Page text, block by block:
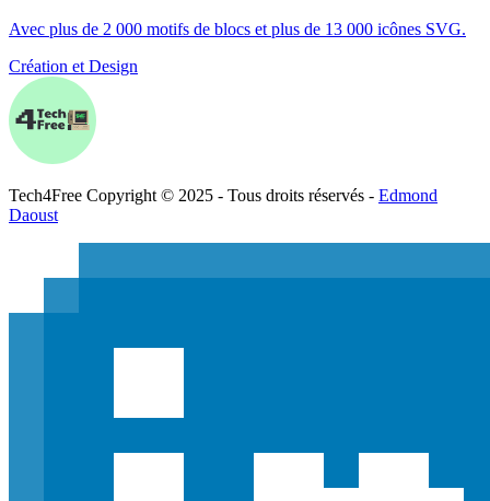
Avec plus de 2 000 motifs de blocs et plus de 13 000 icônes SVG.
Création et Design
Tech4Free Copyright © 2025 - Tous droits réservés - Edmond
Daoust